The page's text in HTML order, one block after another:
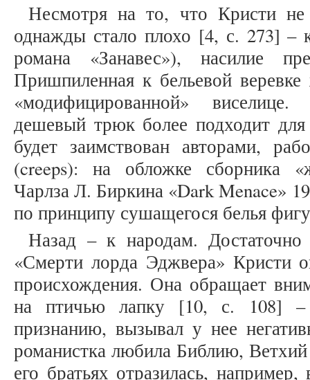
Несмотря на то, что Кристи
однажды стало плохо [4, с. 273] –
романа «Занавес»), насилие
Пришпиленная к бельевой
«модифицированной»
дешевый трюк более подходит
будет заимствован авторами,
(creeps): на обложке сборника
Чарлза Л. Биркина «Dark Menace»
по принципу сушащегося белья
Назад – к народам. Достаточно
«Смерти лорда Эджвера» Кристи
происхождения. Она обращает
на птичью лапку [10, с. 108] –
признанию, вызывал у нее
романистка любила Библию,
его братьях отразилась,